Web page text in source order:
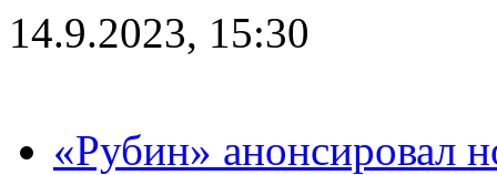
14.9.2023, 15:30
«Рубин» анонсировал